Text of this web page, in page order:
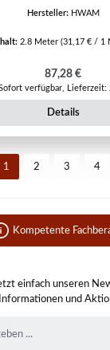
Hersteller: HWAM
2.8 Meter (31,17 € / 1
Regulärer
87,28 €
verfügbar, Lieferzeit:
Details
Seite
1 Seite
2 Seite
3 4
Kompetente
einfach unseren
Informationen und